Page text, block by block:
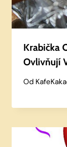
Krabička
Ovlivňují
Od